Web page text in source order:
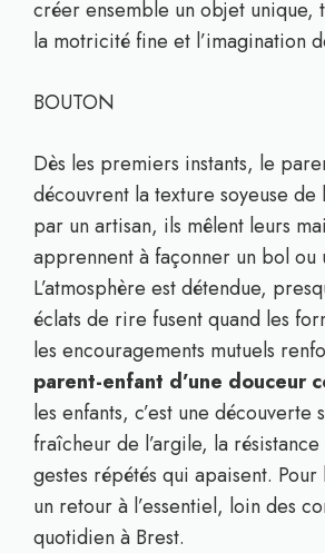
créer ensemble un objet unique,
la motricité fine et l’imagination
BOUTON
Dès les premiers instants, le
découvrent la texture soyeuse de
par un artisan, ils mêlent leurs
apprennent à façonner un bol ou
L’atmosphère est détendue,
éclats de rire fusent quand les
les encouragements mutuels
parent-enfant d’une douceur
les enfants, c’est une découverte
fraîcheur de l’argile, la
gestes répétés qui apaisent. Pour
un retour à l’essentiel, loin des
quotidien à Brest.